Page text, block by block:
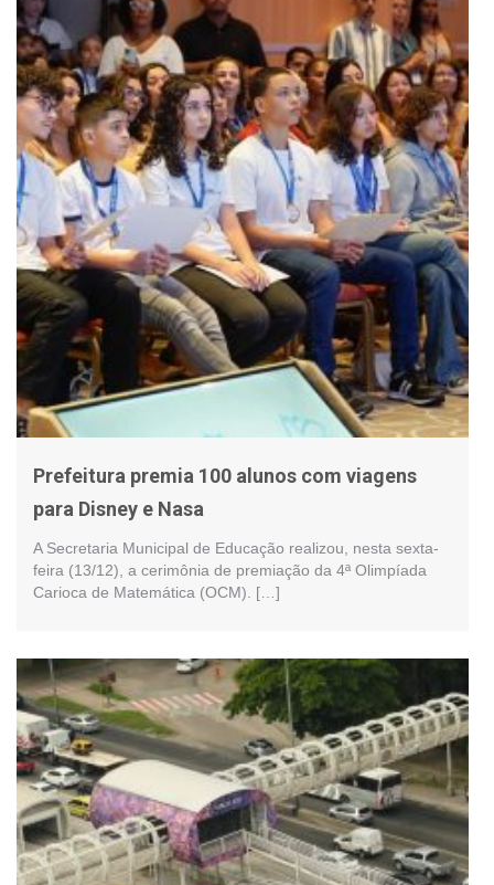
Prefeitura premia 100 alunos com viagens
para Disney e Nasa
A Secretaria Municipal de Educação realizou, nesta sexta-
feira (13/12), a cerimônia de premiação da 4ª Olimpíada
Carioca de Matemática (OCM). […]